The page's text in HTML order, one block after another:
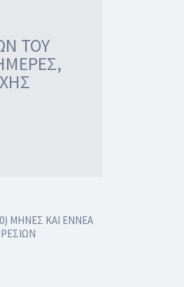
ΤΟΥ
ΜΗΝΕΣ ΚΑΙ ΕΝΝΕΑ